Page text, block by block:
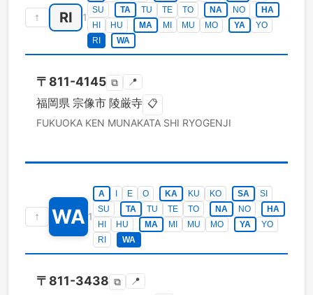
↑ RI 1
SU
TA TU TE TO NA NO
HA
HI
HU MA MI MU MO YA
YO
RI
WA
〒 811-4145 ⧉ 📍
福岡県 宗像市 陵厳寺 📋
FUKUOKA KEN MUNAKATA SHI RYOGENJI
↑ WA 1
A E O KA KU KO SA
SI
SU
TA TU TE TO NA NO
HA
HI
HU MA MI MU MO YA
YO
RI
WA
〒 811-3438 ⧉ 📍